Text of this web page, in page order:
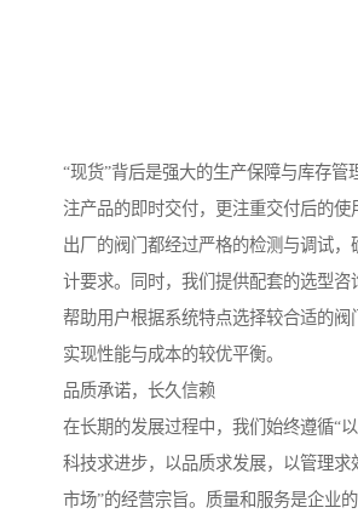
“现货”背后是强大的生产保障与库存管
注产品的即时交付，更注重交付后的使
出厂的阀门都经过严格的检测与调试，
计要求。同时，我们提供配套的选型咨
帮助用户根据系统特点选择较合适的阀
实现性能与成本的较优平衡。
品质承诺，长久信赖
在长期的发展过程中，我们始终遵循“
科技求进步，以品质求发展，以管理求
市场”的经营宗旨。质量和服务是企业